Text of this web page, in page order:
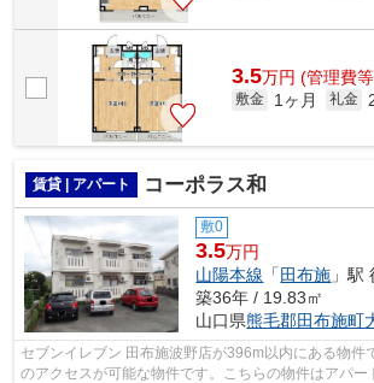
3.5万円 (管理費
敷金 1ヶ月 礼金
賃貸 | アパート コーポラス和
敷0
3.5万円
山陽本線 「田布施 」駅
築36年 / 19.83㎡
山口県熊毛郡田布施町
セブンイレブン 田布施波野店が396m以内にある物件
のアクセスが可能な物件です。こちらの物件はアパー